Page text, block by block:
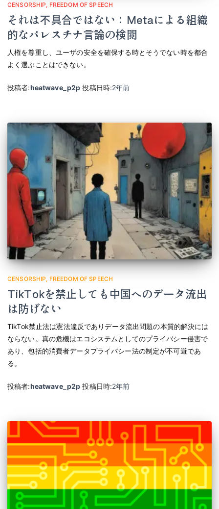
CENSORSHIP FREEDOM OF SPEECH
それは不具合ではない：Metaによる組織
的なパレスチナ言論の検閲
人権を尊重し、ユーザの安全を確保する時とそうでない時を都合
よく選ぶことはできない。
投稿者:heatwave_p2p 投稿日時:2年前
CENSORSHIP FREEDOM OF SPEECH
TikTokを禁止しても中国へのデータ流出
は防げない
TikTok禁止法は憲法違反でありデータ流出問題の本質的解決には
ならない。真の危機はエコシステムとしてのプライバシー侵害で
あり、包括的消費者データプライバシー法の制定が不可避であ
る。
投稿者:heatwave_p2p 投稿日時:2年前